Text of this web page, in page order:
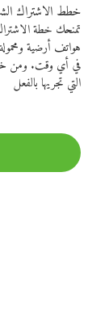
خطط الاشتراك
تمنحك خطة
هواتف أرضية
في أي وقت. ومن
التي تجريها بالفعل